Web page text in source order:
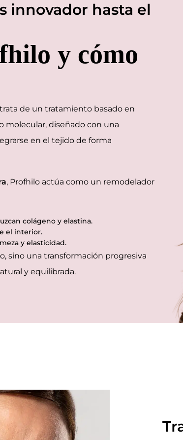
innovador hasta el
y cómo
trata de un tratamiento basado en
molecular, diseñado con una
en el tejido de forma
, Profhilo actúa como un remodelador
colágeno y elastina.
el interior.
y elasticidad.
sino una transformación progresiva
y equilibrada.